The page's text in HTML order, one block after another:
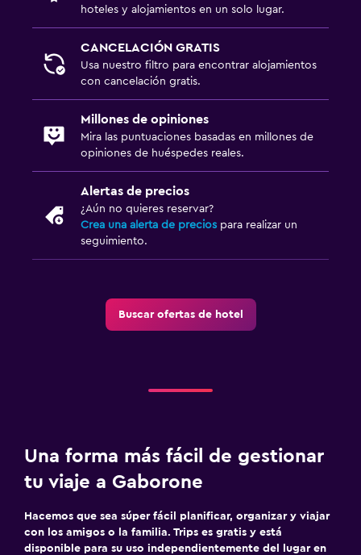
hoteles y alojamientos en un solo lugar.
CANCELACIÓN GRATIS
Usa nuestro filtro para encontrar alojamientos
con cancelación gratis.
Millones de opiniones
Mira las puntuaciones basadas en millones de
opiniones de huéspedes reales.
Alertas de precios
¿Aún no quieres reservar?
Crea una alerta de precios para realizar un
seguimiento.
Buscar ofertas de hotel
Una forma más fácil de gestionar
tu viaje a Gaborone
Hacemos que sea súper fácil planificar, organizar y viajar
con los amigos o la familia. Trips es gratis y está
disponible para su uso independientemente del lugar en